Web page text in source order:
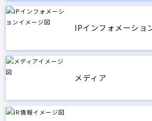
IPインフォメーショ
メディア